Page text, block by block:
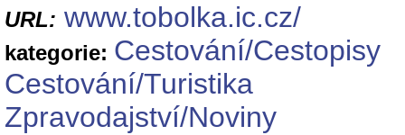
URL: www.tobolka.ic.cz/
kategorie: Cestování/Cestopisy
Cestování/Turistika
Zpravodajství/Noviny